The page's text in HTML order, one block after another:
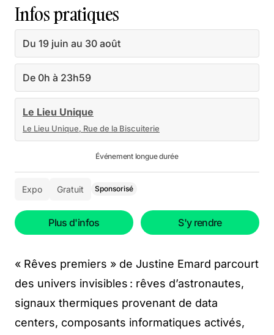
Infos pratiques
Du 19 juin au 30 août
De 0h à 23h59
Le Lieu Unique
Le Lieu Unique, Rue de la Biscuiterie
Événement longue durée
Expo Gratuit Sponsorisé
Plus d'infos S'y rendre
« Rêves premiers » de Justine Emard parcourt
des univers invisibles : rêves d’astronautes,
signaux thermiques provenant de data
centers, composants informatiques activés,